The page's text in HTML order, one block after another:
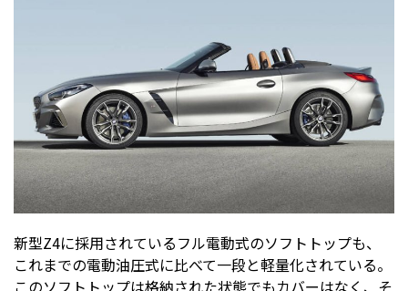
新型Z4に採用されているフル電動式のソフトトップも、
これまでの電動油圧式に比べて一段と軽量化されている。
このソフトトップは格納された状態でもカバーはなく、そ